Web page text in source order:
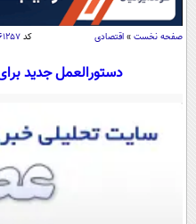
یک
بین
علم
صفحه نخست » اقتصادی کد
دستورالعمل جدید